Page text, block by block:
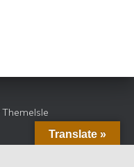
ThemeIsle
Translate »